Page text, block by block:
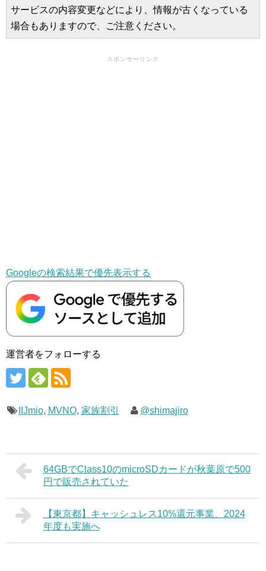
サービスの内容変更などにより、情報が古くなっている
場合もありますので、ご注意ください。
スポンサーリンク
Googleの検索結果で優先表示する
運営者をフォローする
IIJmio, MVNO, 家族割引 @shimajiro
64GBでClass10のmicroSDカードが秋葉原で500
円で販売されていた
【東京都】キャッシュレス10%還元事業、2024
年度も実施へ